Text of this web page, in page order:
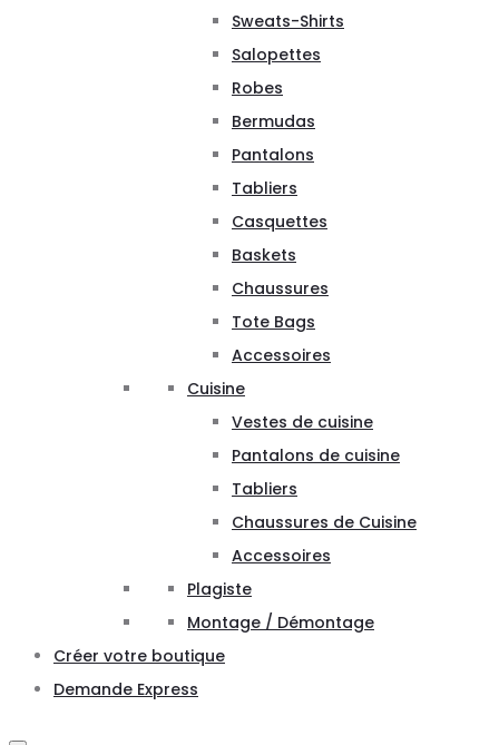
Sweats-Shirts
Salopettes
Robes
Bermudas
Pantalons
Tabliers
Casquettes
Baskets
Chaussures
Tote Bags
Accessoires
Cuisine
Vestes de cuisine
Pantalons de cuisine
Tabliers
Chaussures de Cuisine
Accessoires
Plagiste
Montage / Démontage
Créer votre boutique
Demande Express